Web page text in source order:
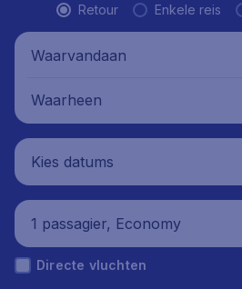
Retour Enkele reis
Waarvandaan
Waarheen
Kies datums
1 passagier, Economy
Directe vluchten